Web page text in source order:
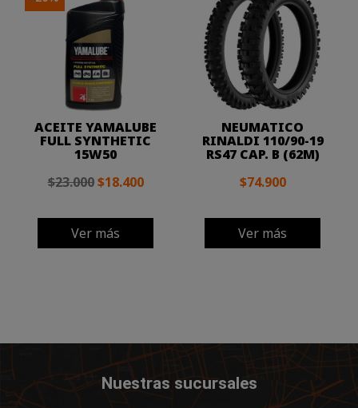
ACEITE YAMALUBE
FULL SYNTHETIC
15W50
$23.000 $18.400
Ver más
NEUMATICO
RINALDI 110/90-19
RS47 CAP. B (62M)
$74.900
Ver más
Nuestras sucursales